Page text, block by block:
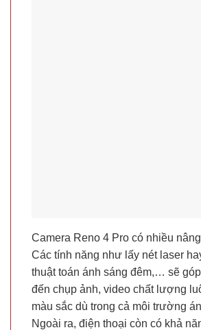
Camera Reno 4 Pro có nhiều
Các tính năng như lấy nét laser
thuật toán ánh sáng đêm,… sẽ
đến chụp ảnh, video chất lượng
màu sắc dù trong cả môi trường
Ngoài ra, điện thoại còn có khả